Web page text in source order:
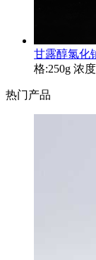
甘露醇氯化
格:250g 浓
热门产品